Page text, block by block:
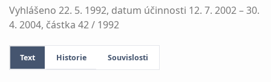
Vyhlášeno 22. 5. 1992, datum účinnosti 12. 7. 2002 – 30.
4. 2004, částka 42 / 1992
Text Historie Souvislosti